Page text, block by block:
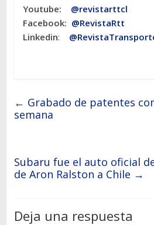
Youtube: @revistarttcl
Facebook: @RevistaRtt
Linkedin:
← Grabado de patentes
semana
Subaru fue el auto oficial
de Aron Ralston a Chile →
Deja una respuesta